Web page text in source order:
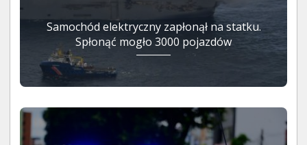
Samochód elektryczny zapłonął na statku.
Spłonąć mogło 3000 pojazdów